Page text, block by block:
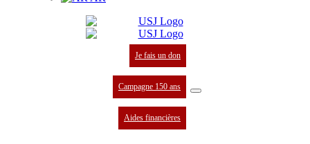
Je fais un don
Campagne 150 ans
Aides financières